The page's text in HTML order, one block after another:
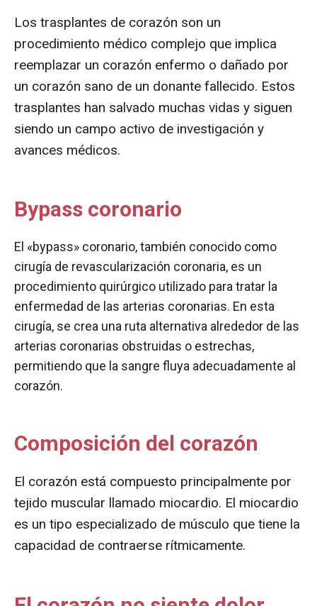
Los trasplantes de corazón son un
procedimiento médico complejo que implica
reemplazar un corazón enfermo o dañado por
un corazón sano de un donante fallecido. Estos
trasplantes han salvado muchas vidas y siguen
siendo un campo activo de investigación y
avances médicos.
Bypass coronario
El «bypass» coronario, también conocido como
cirugía de revascularización coronaria, es un
procedimiento quirúrgico utilizado para tratar la
enfermedad de las arterias coronarias. En esta
cirugía, se crea una ruta alternativa alrededor de las
arterias coronarias obstruidas o estrechas,
permitiendo que la sangre fluya adecuadamente al
corazón.
Composición del corazón
El corazón está compuesto principalmente por
tejido muscular llamado miocardio. El miocardio
es un tipo especializado de músculo que tiene la
capacidad de contraerse rítmicamente.